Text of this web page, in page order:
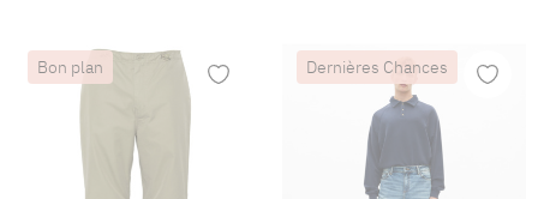
Bon plan Dernières Chances